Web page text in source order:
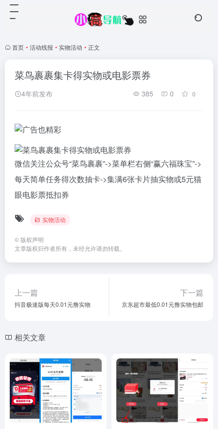
首页 • 活动线报 • 实物活动 • 正文
菜鸟裹裹集卡得实物或电影票券
4年前发布 385 0 0
微信关注公众号“菜鸟裹裹”->菜单栏右侧“赢六福珠宝”->
每天简单任务得次数抽卡->集满6张卡片抽实物或5元猫
眼电影票抵扣券
实物活动
© 版权声明
文章版权归作者所有，未经允许请勿转载。
上一篇
抖音极速版每天0.01元撸实物
下一篇
京东超市最低0.01元撸实物包邮
相关文章